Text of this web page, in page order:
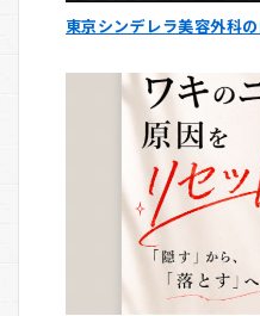
東京シンデレラ美容外科